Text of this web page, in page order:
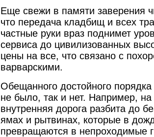
Еще свежи в памяти заверения
что передача кладбищ и всех
частные руки враз поднимет
сервиса до цивилизованных
цены на все, что связано с
варварскими.
Обещанного достойного
не было, так и нет. Например,
внутренняя дорога разбита до
ямах и рытвинах, которые в
превращаются в непроходимые